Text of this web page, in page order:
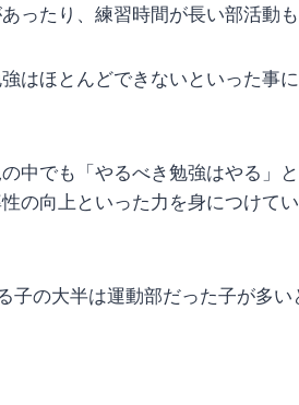
ったり、練習時間が長い部活動も
はほとんどできないといった事
中でも「やるべき勉強はやる」
の向上といった力を身につけて
子の大半は運動部だった子が多